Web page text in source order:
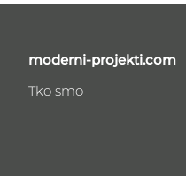
moderni-projekti.com
Tko smo